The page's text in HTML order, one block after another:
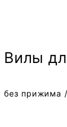
Вилы
без прижима